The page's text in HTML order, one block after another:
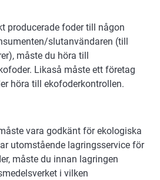
producerade foder till någon
slutanvändaren (till
måste du höra till
Likaså måste ett företag
höra till ekofoderkontrollen.
vara godkänt för ekologiska
utomstående lagringsservice för
måste du innan lagringen
i vilken